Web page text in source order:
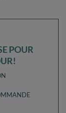
POUR